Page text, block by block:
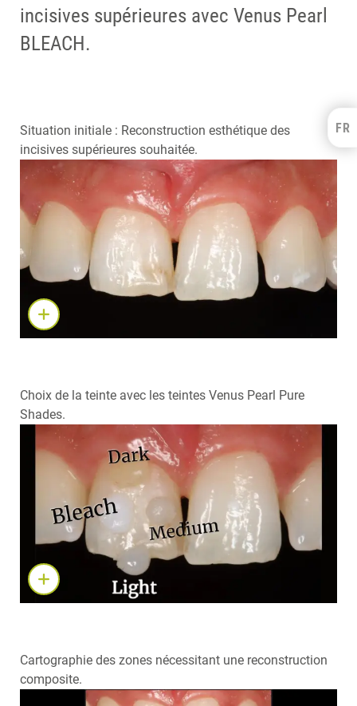
Kulzer Benelux FR
FRANÇAIS
NEDERLANDS
incisives supérieures avec Venus Pearl
BLEACH.
Situation initiale : Reconstruction esthétique des
incisives supérieures souhaitée.
Choix de la teinte avec les teintes Venus Pearl Pure
Shades.
Cartographie des zones nécessitant une reconstruction
composite.